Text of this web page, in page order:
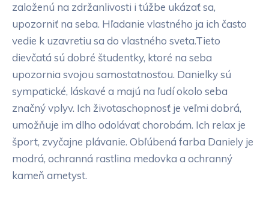
založenú na zdržanlivosti i túžbe ukázať sa,
upozorniť na seba. Hľadanie vlastného ja ich často
vedie k uzavretiu sa do vlastného sveta.Tieto
dievčatá sú dobré študentky, ktoré na seba
upozornia svojou samostatnosťou. Danielky sú
sympatické, láskavé a majú na ľudí okolo seba
značný vplyv. Ich životaschopnosť je veľmi dobrá,
umožňuje im dlho odolávať chorobám. Ich relax je
šport, zvyčajne plávanie. Obľúbená farba Daniely je
modrá, ochranná rastlina medovka a ochranný
kameň ametyst.